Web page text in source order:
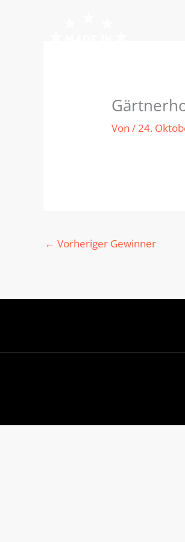
Von/24.
← Vorheriger Gewinner